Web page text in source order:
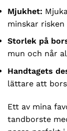
Mjukhet:
minskar
Storlek på
mun och når
Handtagets
lättare att
Ett av mina
tandborste